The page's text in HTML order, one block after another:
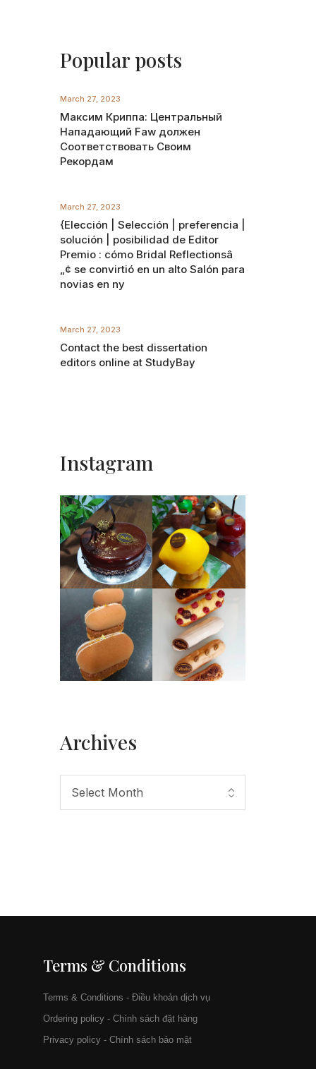
Popular posts
March 27, 2023
Максим Криппа: Центральный
Нападающий Faw должен
Соответствовать Своим
Рекордам
March 27, 2023
{Elección | Selección | preferencia |
solución | posibilidad de Editor
Premio : cómo Bridal Reflectionsâ
„¢ se convirtió en un alto Salón para
novias en ny
March 27, 2023
Contact the best dissertation
editors online at StudyBay
Instagram
Archives
Terms & Conditions
Terms & Conditions - Điều khoản dịch vụ
Ordering policy - Chính sách đặt hàng
Privacy policy - Chính sách bảo mật